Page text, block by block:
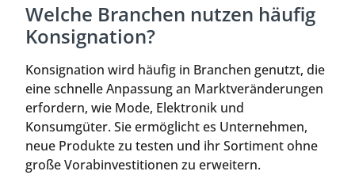
Welche Branchen nutzen häufig
Konsignation?
Konsignation wird häufig in Branchen genutzt, die
eine schnelle Anpassung an Marktveränderungen
erfordern, wie Mode, Elektronik und
Konsumgüter. Sie ermöglicht es Unternehmen,
neue Produkte zu testen und ihr Sortiment ohne
große Vorabinvestitionen zu erweitern.